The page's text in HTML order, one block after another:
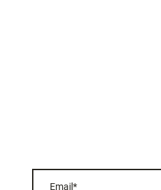
Email*